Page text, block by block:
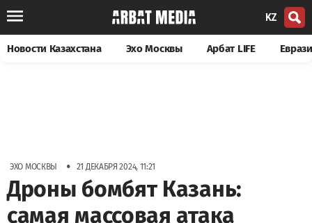
KZ
Новости Казахстана Эхо Москвы Арбат LIFE
ЭХО МОСКВЫ • 21 ДЕКАБРЯ 2024, 11:21
Дроны бомбят Казань:
самая массовая атака